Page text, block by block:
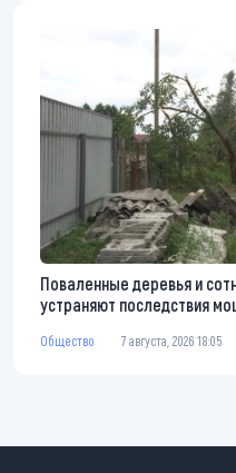
Поваленные деревья и
устраняют последствия
Общество 7 августа, 2026 18:05